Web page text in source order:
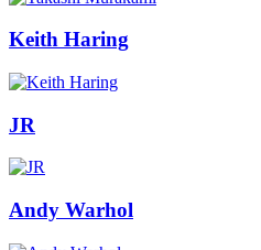
Keith Haring
JR
Andy Warhol